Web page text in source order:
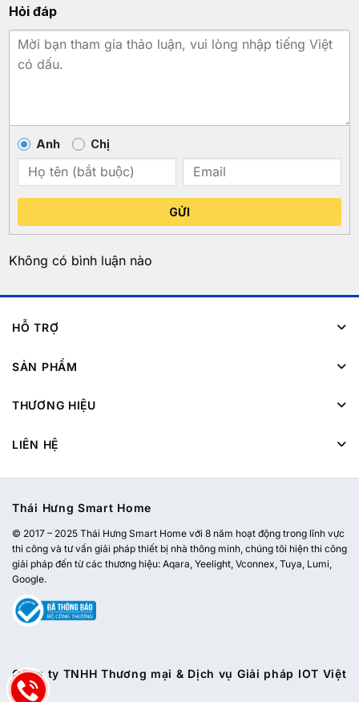
Hỏi đáp
Anh Chị
GỬI
Không có bình luận nào
HỖ TRỢ
SẢN PHẨM
THƯƠNG HIỆU
LIÊN HỆ
Thái Hưng Smart Home
© 2017 – 2025 Thái Hưng Smart Home với 8 năm hoạt động trong lĩnh vực
thi công và tư vấn giải pháp thiết bị nhà thông minh, chúng tôi hiện thi công
giải pháp đến từ các thương hiệu: Aqara, Yeelight, Vconnex, Tuya, Lumi,
Google.
Công ty TNHH Thương mại & Dịch vụ Giải pháp IOT Việt
Nam